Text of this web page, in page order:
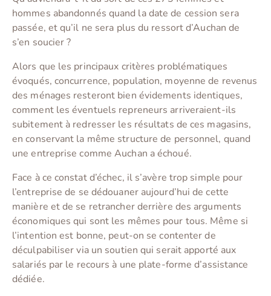
hommes abandonnés quand la date de cession sera
passée, et qu’il ne sera plus du ressort d’Auchan de
s’en soucier ?
Alors que les principaux critères problématiques
évoqués, concurrence, population, moyenne de revenus
des ménages resteront bien évidements identiques,
comment les éventuels repreneurs arriveraient-ils
subitement à redresser les résultats de ces magasins,
en conservant la même structure de personnel, quand
une entreprise comme Auchan a échoué.
Face à ce constat d’échec, il s’avère trop simple pour
l’entreprise de se dédouaner aujourd’hui de cette
manière et de se retrancher derrière des arguments
économiques qui sont les mêmes pour tous. Même si
l’intention est bonne, peut-on se contenter de
déculpabiliser via un soutien qui serait apporté aux
salariés par le recours à une plate-forme d’assistance
dédiée.